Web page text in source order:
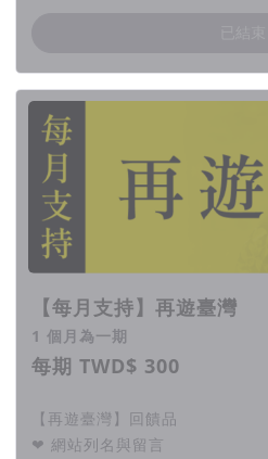
【每月支持】再遊臺灣
1 個月為一期
每期 TWD$ 300
【再遊臺灣】回饋品
❤ 網站列名與留言